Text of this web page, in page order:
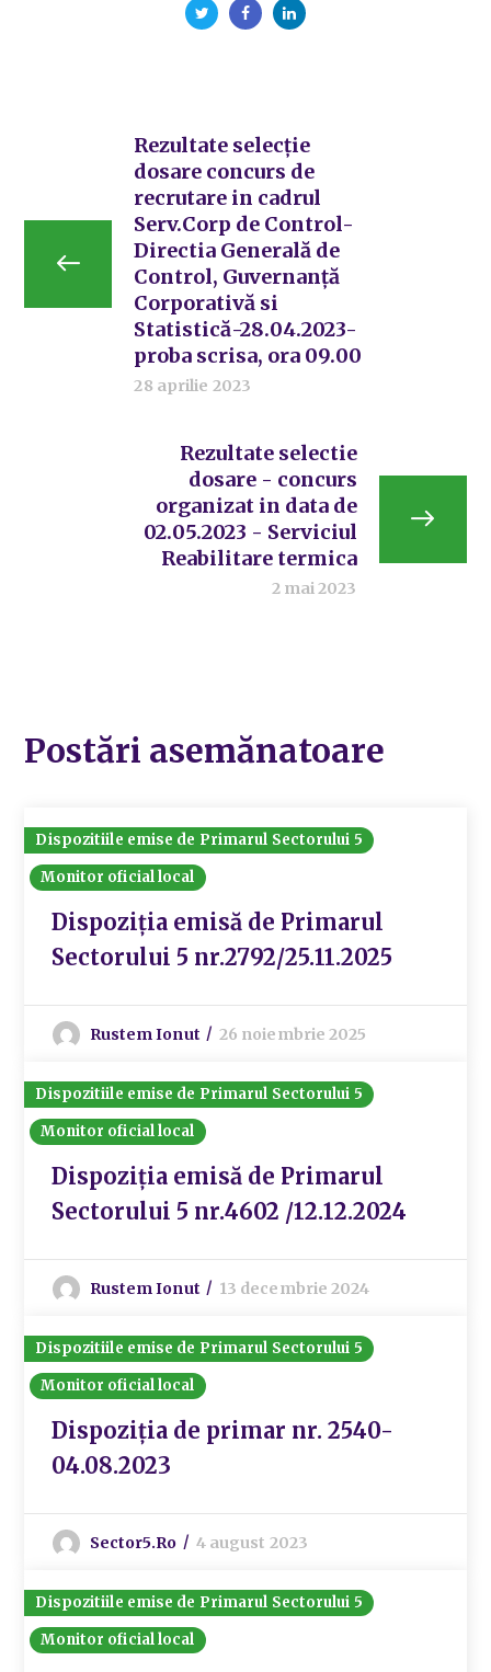
Rezultate selecție
dosare concurs de
recrutare in cadrul
Serv.Corp de Control-
Directia Generală de
Control, Guvernanță
Corporativă si
Statistică-28.04.2023-
proba scrisa, ora 09.00
28 aprilie 2023
Rezultate selectie
dosare - concurs
organizat in data de
02.05.2023 - Serviciul
Reabilitare termica
2 mai 2023
Postări asemănatoare
Dispozitiile emise de Primarul Sectorului 5
Monitor oficial local
Dispoziția emisă de Primarul
Sectorului 5 nr.2792/25.11.2025
Rustem Ionut 26 noiembrie 2025
Dispozitiile emise de Primarul Sectorului 5
Monitor oficial local
Dispoziția emisă de Primarul
Sectorului 5 nr.4602 /12.12.2024
Rustem Ionut 13 decembrie 2024
Dispozitiile emise de Primarul Sectorului 5
Monitor oficial local
Dispoziția de primar nr. 2540-
04.08.2023
Sector5.ro 4 august 2023
Dispozitiile emise de Primarul Sectorului 5
Monitor oficial local